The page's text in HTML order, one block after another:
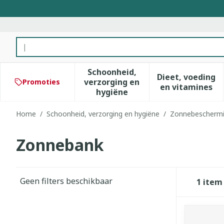
Product, merk, categorie...
Promoties
Schoonheid,
verzorging en
hygiëne
Toon submenu voor
Dieet, voeding
en vitamines
Toon
Home / Schoonheid, verzorging en hygiëne /
Zonnebank
Geen filters beschikbaar 1 item